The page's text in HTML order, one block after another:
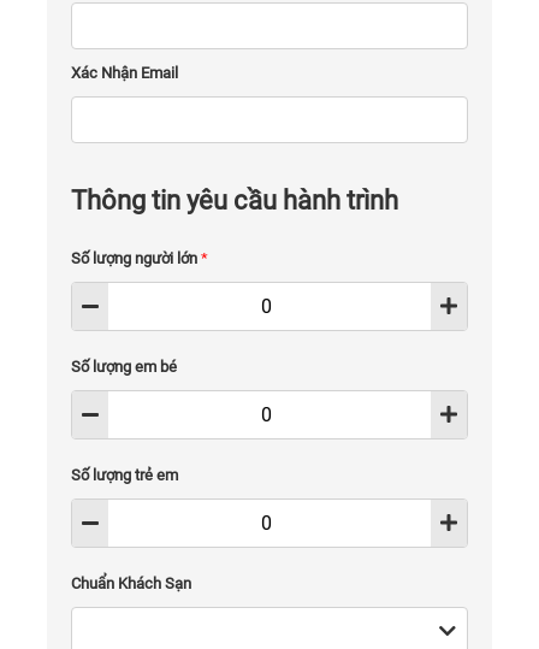
Xác Nhận Email
Thông tin yêu cầu hành trình
Số lượng người lớn *
Số lượng em bé
Số lượng trẻ em
Chuẩn Khách Sạn